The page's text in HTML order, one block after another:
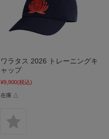
ワラタス 2026 トレーニングキ
ャップ
¥9,900(税込)
在庫 △